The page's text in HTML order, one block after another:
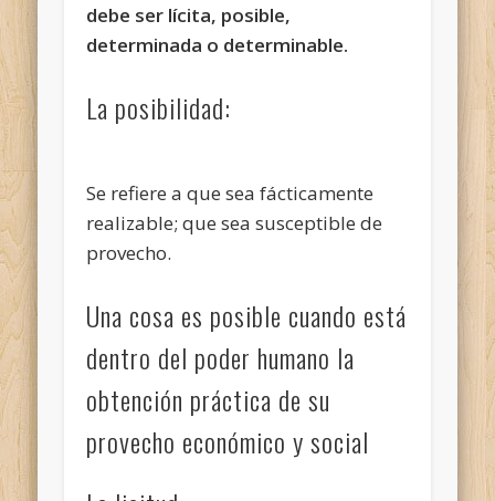
debe ser lícita, posible,
determinada o determinable.
La posibilidad:
Se refiere a que sea fácticamente
realizable; que sea susceptible de
provecho.
Una cosa es posible cuando está
dentro del poder humano la
obtención práctica de su
provecho económico y social